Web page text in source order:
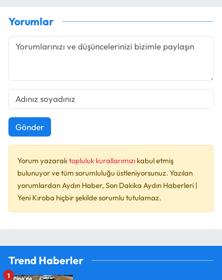
Yorumlar
Gönder
Yorum yazaraktopluluk kurallarımızı kabul etmiş
bulunuyor ve tüm sorumluluğu üstleniyorsunuz. Yazılan
yorumlardan Aydın Haber, Son Dakika Aydın Haberleri |
Yeni Kıroba hiçbir şekilde sorumlu tutulamaz.
Trend Haberler
1